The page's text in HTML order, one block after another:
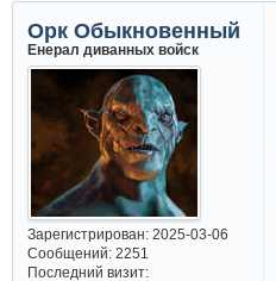
Орк Обыкновенный
Енерал диванных войск
Зарегистрирован: 2025-03-06
Сообщений:2251
Последний визит: